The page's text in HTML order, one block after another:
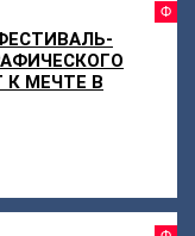
К МЕЧТЕ В